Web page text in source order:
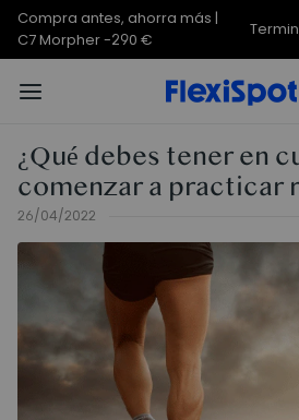
Compra antes, ahorra más |
C7 Morpher -290 €
¿Qué debes tener en
comenzar a practicar
26/04/2022